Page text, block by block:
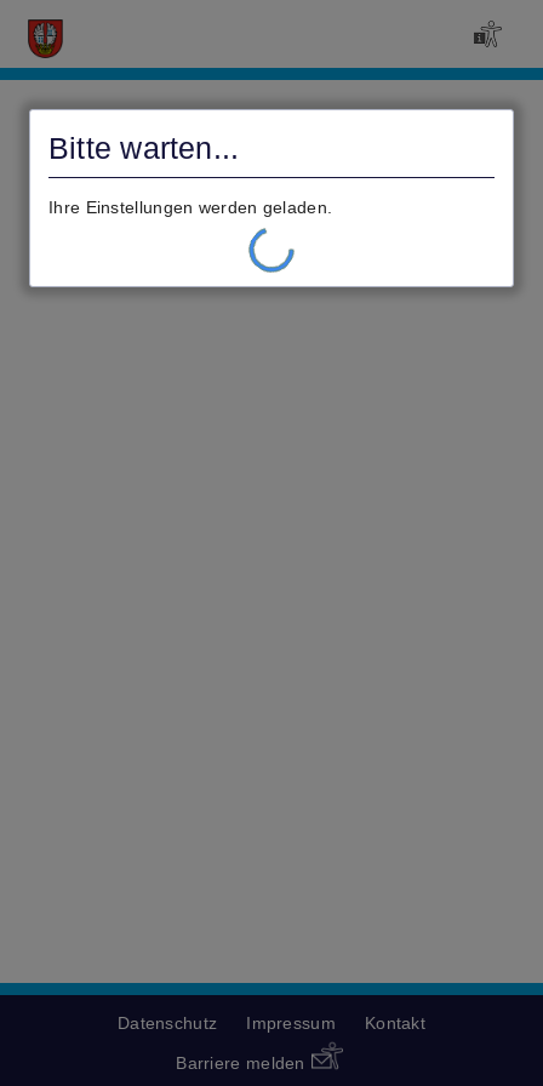
Bitte warten...
Ihre Einstellungen werden geladen.
Datenschutz Impressum Kontakt
Barriere melden